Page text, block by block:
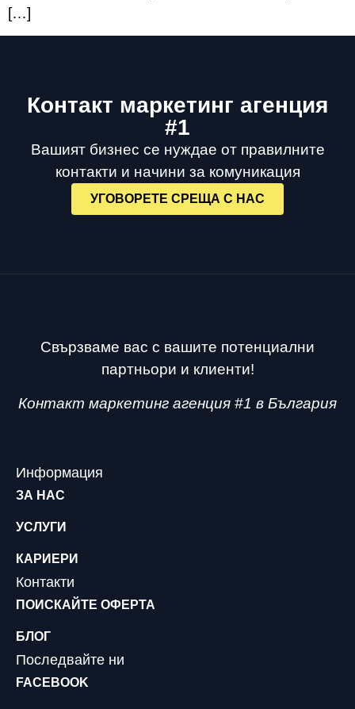
[…]
Контакт маркетинг агенция
#1
Вашият бизнес се нуждае от правилните
контакти и начини за комуникация
УГОВОРЕТЕ СРЕЩА С НАС
Свързваме вас с вашите потенциални
партньори и клиенти!
Контакт маркетинг агенция #1 в България
Информация
ЗА НАС
УСЛУГИ
КАРИЕРИ
Контакти
ПОИСКАЙТЕ ОФЕРТА
БЛОГ
Последвайте ни
FACEBOOK